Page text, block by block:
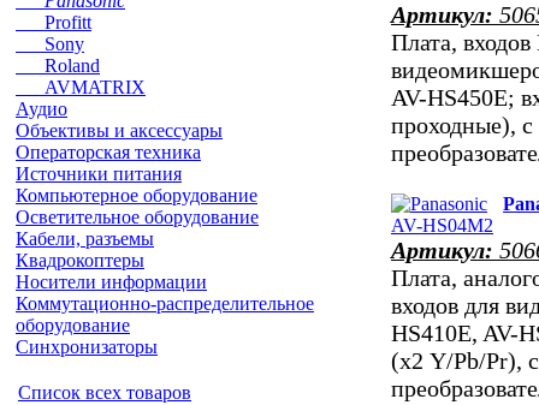
Profitt
Sony
Roland
AVMATRIX
Аудио
Объективы и аксессуары
Операторская техника
Источники питания
Компьютерное оборудование
Осветительное оборудование
Кабели, разъемы
Квадрокоптеры
Носители информации
Коммутационно-распределительное
оборудование
Синхронизаторы
Список всех товаров
Артикул:
Плата,
AV-HS450E;
проходные),
Артикул:
Плата,
входов для
HS410E, AV-
(х2 Y/Pb/Pr),